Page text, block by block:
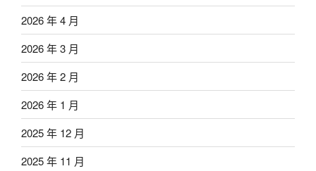
2026 年 4 月
2026 年 3 月
2026 年 2 月
2026 年 1 月
2025 年 12 月
2025 年 11 月